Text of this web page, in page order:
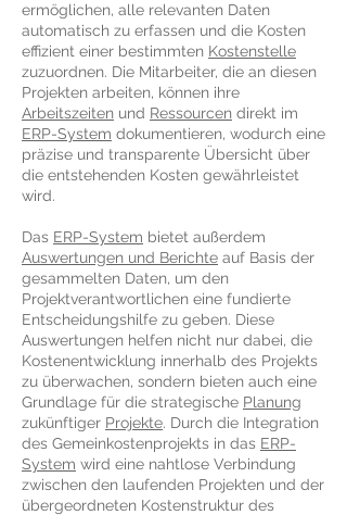
ermöglichen, alle relevanten Daten
automatisch zu erfassen und die Kosten
effizient einer bestimmten Kostenstelle
zuzuordnen. Die Mitarbeiter, die an diesen
Projekten arbeiten, können ihre
Arbeitszeiten und Ressourcen direkt im
ERP-System dokumentieren, wodurch eine
präzise und transparente Übersicht über
die entstehenden Kosten gewährleistet
wird.
Das ERP-System bietet außerdem
Auswertungen und Berichte auf Basis der
gesammelten Daten, um den
Projektverantwortlichen eine fundierte
Entscheidungshilfe zu geben. Diese
Auswertungen helfen nicht nur dabei, die
Kostenentwicklung innerhalb des Projekts
zu überwachen, sondern bieten auch eine
Grundlage für die strategische Planung
zukünftiger Projekte. Durch die Integration
des Gemeinkostenprojekts in das ERP-
System wird eine nahtlose Verbindung
zwischen den laufenden Projekten und der
übergeordneten Kostenstruktur des